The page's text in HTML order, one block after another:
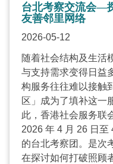
台北考察交流会—
友善邻里网络
2026-05-12
随着社会结构及生活
与支持需求变得日益
构服务往往难以接触
区」成为了填补这一
此，香港社会服务联
2026 年 4 月 26 日至
的台北考察团。是次
在探讨如何打破照顾